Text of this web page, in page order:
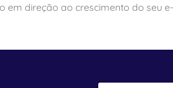
em direção ao crescimento do seu